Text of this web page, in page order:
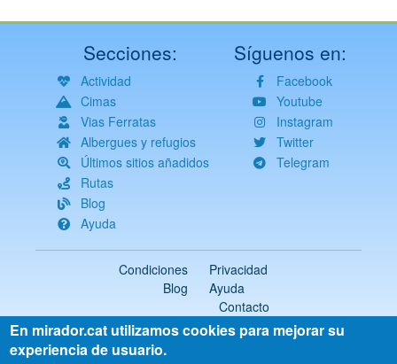
Secciones:
Actividad
Cimas
Vias Ferratas
Albergues y refugios
Últimos sitios añadidos
Rutas
Blog
Ayuda
Síguenos en:
Facebook
Youtube
Instagram
Twitter
Telegram
Condiciones
Privacidad
Blog
Ayuda
Contacto
2018-2026 ©mirador.cat
Todos los derechos reservados
En mirador.cat utilizamos cookies para mejorar su
experiencia de usuario.